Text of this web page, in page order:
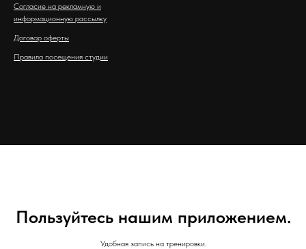
Согласие на рекламную и
информационную рассылку
Договор оферты
Правила посещения студии
Пользуйтесь нашим приложением.
Удобная запись на тренировки.